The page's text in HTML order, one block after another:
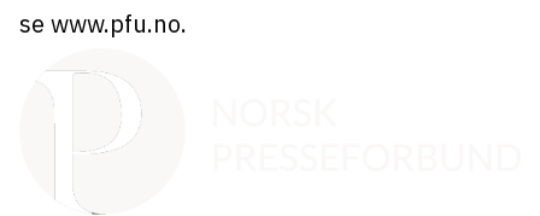
se www.pfu.no.